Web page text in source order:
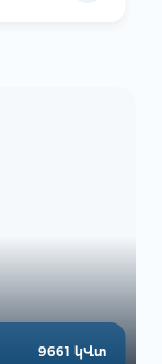
9661 կՎտ